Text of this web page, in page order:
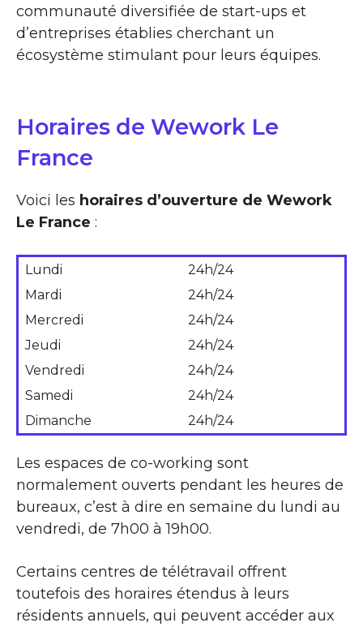
communauté diversifiée de start-ups et
d’entreprises établies cherchant un
écosystème stimulant pour leurs équipes.
Horaires de Wework Le
France
Voici les horaires d’ouverture de Wework
Le France :
Lundi
24h/24
Mardi
24h/24
Mercredi
24h/24
Jeudi
24h/24
Vendredi
24h/24
Samedi
24h/24
Dimanche
24h/24
Les espaces de co-working sont
normalement ouverts pendant les heures de
bureaux, c’est à dire en semaine du lundi au
vendredi, de 7h00 à 19h00.
Certains centres de télétravail offrent
toutefois des horaires étendus à leurs
résidents annuels, qui peuvent accéder aux